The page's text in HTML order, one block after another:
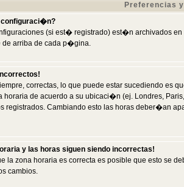
Preferencias
(si est� registrado) est�n archivados
de arriba de cada p�gina.
correctas, lo que puede estar sucediendo es
horaria de acuerdo a su ubicaci�n (ej. Londres,
registrados. Cambiando esto las horas deber�an
y las horas siguen siendo incorrectas!
la zona horaria es correcta es posible que esto se
cambios.